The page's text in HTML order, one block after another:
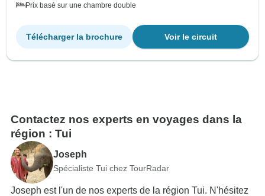
Prix basé sur une chambre double
Voir le circuit
Télécharger la brochure
Contactez nos experts en voyages dans la
région : Tui
Joseph
Spécialiste Tui chez TourRadar
Joseph est l'un de nos experts de la région Tui. N'hésitez